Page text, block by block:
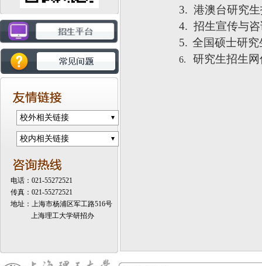
校外相关链接
校内相关链接
电话：021-55272521
传真：021-55272521
地址：上海市杨浦区军工路516号
上海理工大学研招办
3. 港澳台研究
4. 招生宣传与
5. 全国硕士研
6. 研究生招生